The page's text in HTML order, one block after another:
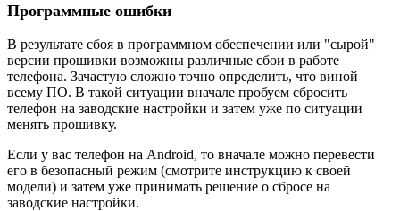
Программные ошибки
В результате сбоя в программном обеспечении или "сырой"
версии прошивки возможны различные сбои в работе
телефона. Зачастую сложно точно определить, что виной
всему ПО. В такой ситуации вначале пробуем сбросить
телефон на заводские настройки и затем уже по ситуации
менять прошивку.
Если у вас телефон на Android, то вначале можно перевести
его в безопасный режим (смотрите инструкцию к своей
модели) и затем уже принимать решение о сбросе на
заводские настройки.